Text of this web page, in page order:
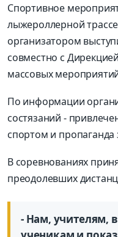
Спортивное
лыжероллерной
организатором
совместно с
массовых
По информации
состязаний -
спортом и
В соревнованиях
преодолевших
- Нам, учителям,